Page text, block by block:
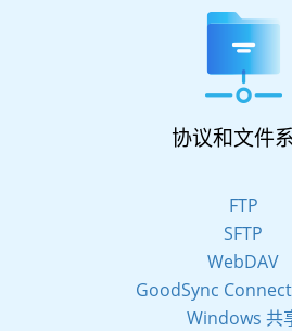
协议和文件
FTP
SFTP
WebDAV
GoodSync Connect
Windows 共